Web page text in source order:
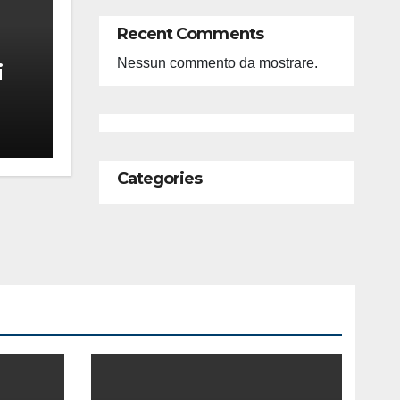
Recent Comments
Nessun commento da mostrare.
Categories